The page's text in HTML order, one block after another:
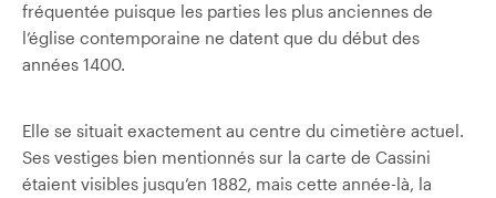
fréquentée puisque les parties les plus anciennes de
l’église contemporaine ne datent que du début des
années 1400.
Elle se situait exactement au centre du cimetière actuel.
Ses vestiges bien mentionnés sur la carte de Cassini
étaient visibles jusqu’en 1882, mais cette année-là, la